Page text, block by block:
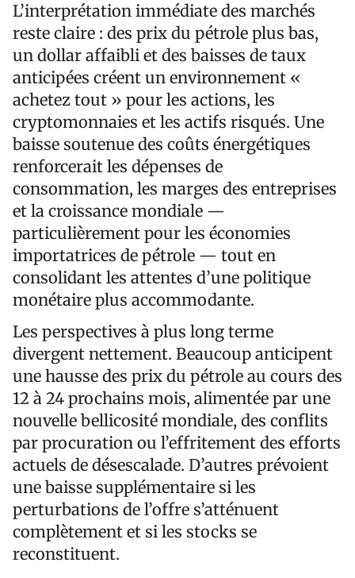
L’interprétation immédiate des marchés
reste claire : des prix du pétrole plus bas,
un dollar affaibli et des baisses de taux
anticipées créent un environnement «
achetez tout » pour les actions, les
cryptomonnaies et les actifs risqués. Une
baisse soutenue des coûts énergétiques
renforcerait les dépenses de
consommation, les marges des entreprises
et la croissance mondiale —
particulièrement pour les économies
importatrices de pétrole — tout en
consolidant les attentes d’une politique
monétaire plus accommodante.
Les perspectives à plus long terme
divergent nettement. Beaucoup anticipent
une hausse des prix du pétrole au cours des
12 à 24 prochains mois, alimentée par une
nouvelle bellicosité mondiale, des conflits
par procuration ou l’effritement des efforts
actuels de désescalade. D’autres prévoient
une baisse supplémentaire si les
perturbations de l’offre s’atténuent
complètement et si les stocks se
reconstituent.